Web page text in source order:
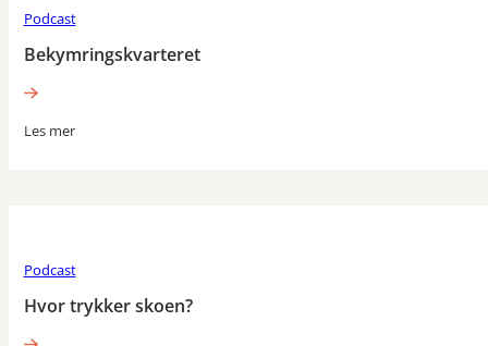
Podcast
Bekymringskvarteret
Les mer
Podcast
Hvor trykker skoen?